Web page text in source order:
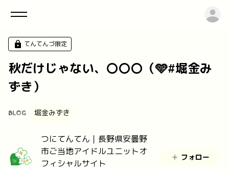
てんてんづ限定
秋だけじゃない、〇〇〇（🩵#堀金み
ずき）
BLOG 堀金みずき
つにてんてん｜長野県安曇野
市ご当地アイドルユニットオ
フィシャルサイト
フォロー